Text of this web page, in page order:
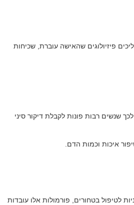
פיזיולוגים שהאישה עוברת, שכיחות
שנשים רבות פונות לקבלת דיקור סיני
איכות וכמות הדם.
לטיפול בטחורים, פורמולות אלו עובדות